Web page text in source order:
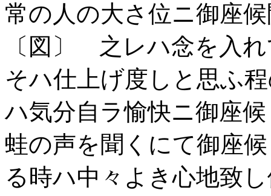
常の人の大さ位ニ御座
〔図〕 之レハ念を入
そハ仕上げ度しと思ふ
ハ気分自ラ愉快ニ御座
蛙の声を聞くにて御座
る時ハ中々よき心地致